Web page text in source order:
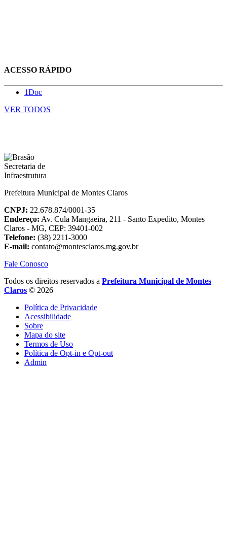
ACESSO RÁPIDO
1Doc
VER TODOS
Prefeitura Municipal de Montes Claros
CNPJ: 22.678.874/0001-35
Endereço: Av. Cula Mangaeira, 211 - Santo Expedito, Montes
Claros - MG, CEP: 39401-002
Telefone: (38) 2211-3000
E-mail: contato@montesclaros.mg.gov.br
Fale Conosco
Todos os direitos reservados a Prefeitura Municipal de Montes
Claros © 2026
Política de Privacidade
Acessibilidade
Sobre
Mapa do site
Termos de Uso
Política de Opt-in e Opt-out
Admin